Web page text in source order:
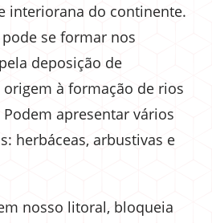
interiorana do continente.
se formar nos
deposição de
à formação de rios
apresentar vários
herbáceas, arbustivas e
nosso litoral, bloqueia